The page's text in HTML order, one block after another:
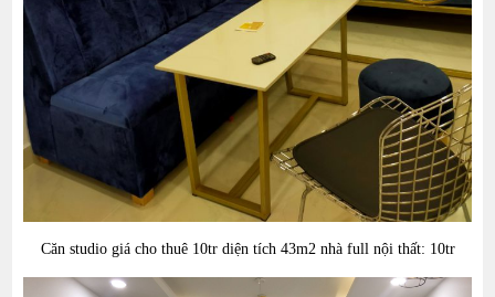
Căn studiogiá cho thuê 10tr diện tích 43m2 nhà full nội thất: 10tr